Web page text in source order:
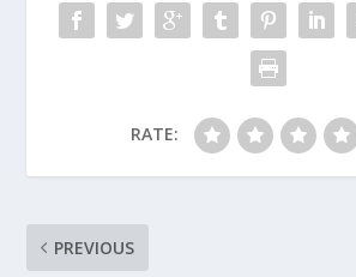
RATE:
PREVIOUS